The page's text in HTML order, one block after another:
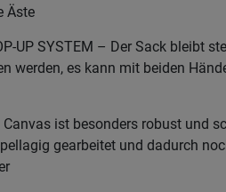
Äste
UP SYSTEM – Der Sack bleibt
werden, es kann mit beiden
Canvas ist besonders robust und
gearbeitet und dadurch